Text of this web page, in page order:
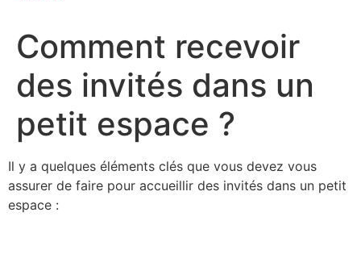
Comment recevoir
des invités dans un
petit espace ?
Il y a quelques éléments clés que vous devez vous
assurer de faire pour accueillir des invités dans un petit
espace :